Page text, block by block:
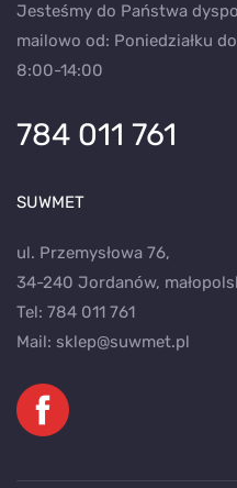
Jesteśmy do Państwa
mailowo od: Poniedziałku
8:00-14:00
784 011 761
SUWMET
ul. Przemysłowa 76,
34-240 Jordanów,
Tel: 784 011 761
Mail: sklep@suwmet.pl